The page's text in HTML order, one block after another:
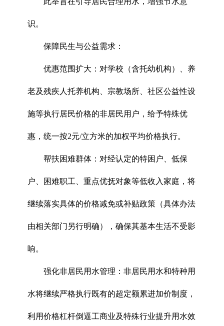
识。
保障民生与公益需求：
优惠范围扩大：对学校（含托幼机构）、养
老及残疾人托养机构、宗教场所、社区公益性设
施等执行居民价格的非居民用户，给予特殊优
惠，统一按2元/立方米的加权平均价格执行。
帮扶困难群体：对经认定的特困户、低保
户、困难职工、重点优抚对象等低收入家庭，将
继续落实具体的价格减免或补贴政策（具体办法
由相关部门另行明确），确保其基本生活不受影
响。
强化非居民用水管理：非居民用水和特种用
水将继续严格执行既有的超定额累进加价制度，
利用价格杠杆倒逼工商业及特殊行业提升用水效